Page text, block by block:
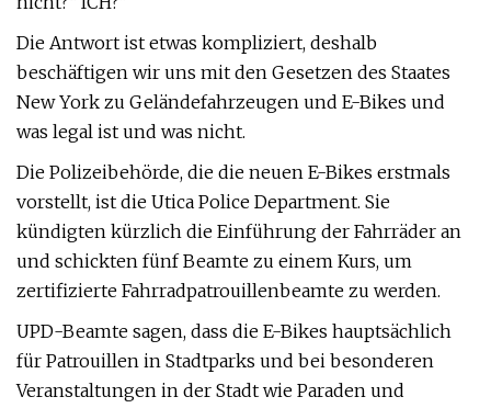
Die Antwort ist etwas kompliziert, deshalb
beschäftigen wir uns mit den Gesetzen des Staates
New York zu Geländefahrzeugen und E-Bikes und
was legal ist und was nicht.
Die Polizeibehörde, die die neuen E-Bikes erstmals
vorstellt, ist die Utica Police Department. Sie
kündigten kürzlich die Einführung der Fahrräder an
und schickten fünf Beamte zu einem Kurs, um
zertifizierte Fahrradpatrouillenbeamte zu werden.
UPD-Beamte sagen, dass die E-Bikes hauptsächlich
für Patrouillen in Stadtparks und bei besonderen
Veranstaltungen in der Stadt wie Paraden und